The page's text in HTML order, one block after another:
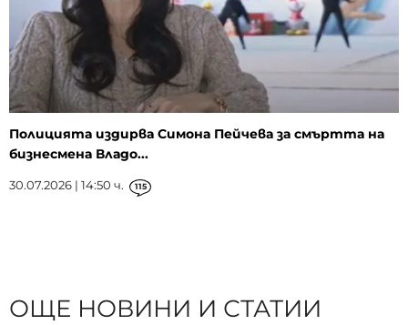
Полицията издирва Симона Пейчева за смъртта на
бизнесмена Владо...
30.07.2026 | 14:50 ч. 115
ОЩЕ НОВИНИ И СТАТИИ